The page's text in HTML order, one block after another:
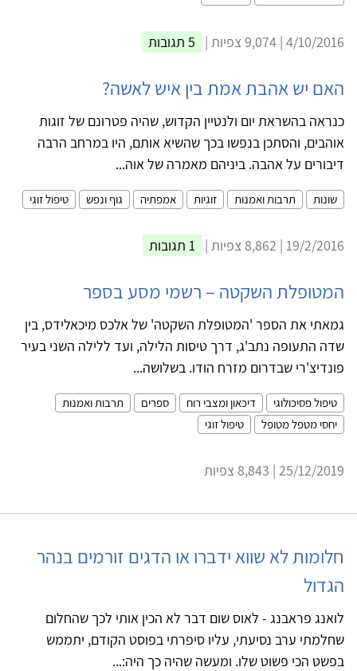
4/10/2016 | 9,074 צפיות | 5 תגובות
האם יש אהבת אמת בין איש לאשה?
כנראה בהשראת יום ולנטיין הקדוש, שהיה פטרונם של זוגות
אוהבים, והסתכן בנפשו בכך שהשיא אותם, היו במרחב הרבה
דיבורים על אהבה. ביניהם מאמרה של אוה...
שונות תרבות ואמנות זוגיות אמפתיה גוף ונפש טיפול זוגי
19/2/2016 | 8,862 צפיות | 1 תגובות
המטופלת השקטה – רשמי מסע בספר
גמאתי את הספר 'המטופלת השקטה' של אלכס מיכאלידס, בין
שדה התעופה נתב'ג, דרך טיסות הלילה, ועד ללילה השני בעיר
פונדיצ'רי שבדרום מזרח הודו. בשלושה...
טיפול פסיכולוגי דיכאון ומצבי רוח ספרים
תרבות ואמנות
יחסי מטפל מטופל
טיפול זוגי
25/12/2019 | 8,843 צפיות
חלומות לא שווא ידברו או הדגים זורמים בנהר
הגדול
לואנג פראבנג - לאוס שום דבר לא הכין אותי לכך שהחלום
שחלמתי ערב נסיעתי, עליו סיפרתי בפוסט הקודם, יתממש
בפשט הכי פשוט שלו. ומעשה שהיה כך היה:...